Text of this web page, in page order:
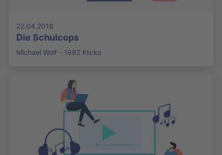
22.04.2018
Die Schulcops
Michael Wolf - 1892 Klicks